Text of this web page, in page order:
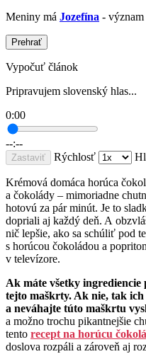
Meniny má Jozefína - význam
Prehrať
Vypočuť článok
Pripravujem slovenský hlas...
0:00
--:--
Zastaviť Rýchlosť
Krémová domáca horúca
a čokolády – mimoriadne
hotovú za pár minút. Je to
dopriali aj každý deň. A
nič lepšie, ako sa schúliť pod
s horúcou čokoládou a
v televízore.
Ak máte všetky
tejto maškrty. Ak nie, tak
a neváhajte túto maškrtu
a možno trochu pikantnejšie
tento recept na horúcu
doslova rozpáli a zároveň aj